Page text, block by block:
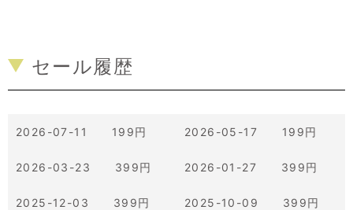
セール履歴
2026-07-11 199円 2026-05-17 199円
2026-03-23 399円 2026-01-27 399円
2025-12-03 399円 2025-10-09 399円